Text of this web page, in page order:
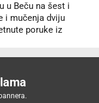
u Beču na šest i
i mučenja dviju
poruke iz